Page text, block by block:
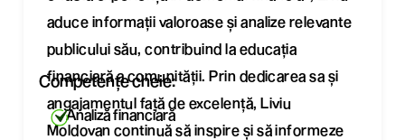
aduce informații valoroase și analize relevante
publicului său, contribuind la educația
financiară a comunității. Prin dedicarea sa și
angajamentul față de excelență, Liviu
Moldovan continuă să inspire și să informeze
Competențe cheie:
Analiză financiară